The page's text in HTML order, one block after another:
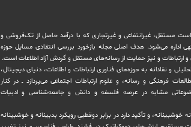
است مستقل، غیرانتفاعی و غیرتجاری که با درآمد حاصل از تک‌فروشی و
اداره می‌شود. ‏هدف اصلی مجله بازخورد بررسی انتقادی مسایل حوزه
ارتباطات و نیز حمایت از رسانه‌های مستقل و‌ گردش ‏آزاد اطلاعات است.
و نقادانه به حوزه‌های فناوری ارتباطات و اطلاعات، دنیای دیجیتال،
فرهنگی و رسانه، و علوم ارتباطات اجتماعی می‌پردازد ــ در کنار
مشابه در عرصه فلسفه و دانش و ‏جامعه‌شناسی و ادبیات
خوشبینانه، و تأکید دارد ‏در برابر دوقطبیِ رویکرد بدبینانه و خوشبینانه